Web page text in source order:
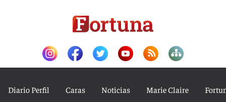
Diario Perfil Caras Noticias Marie Claire